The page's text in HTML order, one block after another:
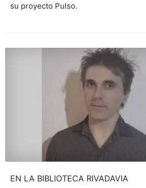
su proyecto Pulso.
EN LA BIBLIOTECA RIVADAVIA